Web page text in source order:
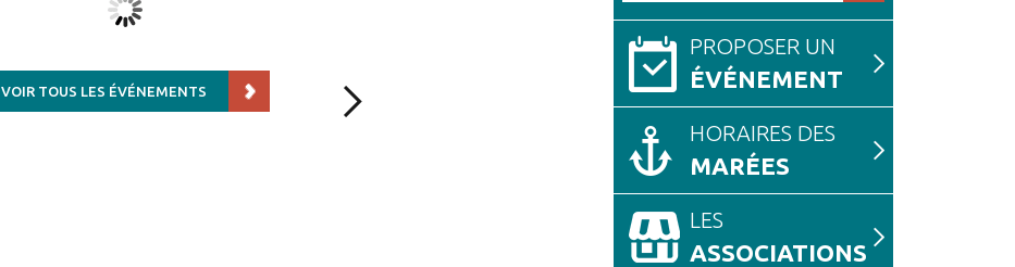
PROPOSER UN
ÉVÉNEMENT
HORAIRES DES
MARÉES
LES
ASSOCIATIONS
SORTIE FOUILLE AVEC LES ADOS
VOIR TOUS LES ÉVÉNEMENTS